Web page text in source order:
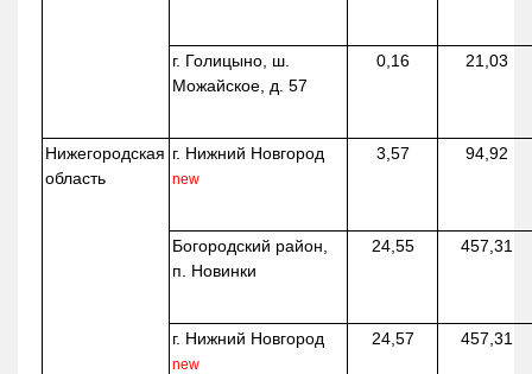
г. Голицыно, ш.
Можайское, д. 57
0,16 21,03
Нижегородская
область
г. Нижний Новгород
new
3,57 94,92
Богородский район,
п. Новинки
24,55 457,31
г. Нижний Новгород
new
24,57 457,31